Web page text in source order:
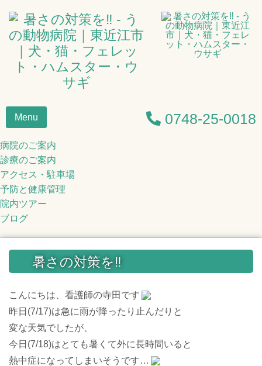
0748-25-0018
Menu
病院のご案内
診療のご案内
アクセス・駐車場
予防と健康管理
院内ツアー
ブログ
暑さの対策を‼
こんにちは、看護師の寺田です
昨日(7/17)は急に雨が降ったり止んだりと
変な天気でしたが、
今日(7/18)はとても暑くて外に長時間いると
熱中症になってしまいそうです…